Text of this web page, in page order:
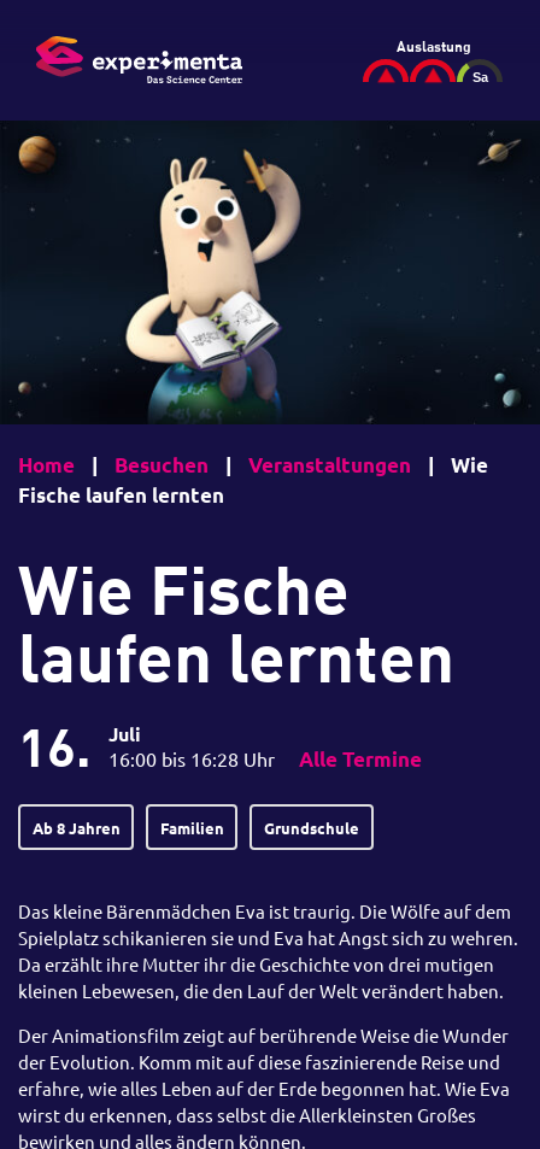
Auslastung
Home | Besuchen | Veranstaltungen |
Wie
Fische laufen lernten
Wie Fische
laufen lernten
16. Juli
16:00 bis 16:28 Uhr Alle Termine
Ab 8 Jahren Familien Grundschule
Das kleine Bärenmädchen Eva ist traurig. Die Wölfe auf dem
Spielplatz schikanieren sie und Eva hat Angst sich zu wehren.
Da erzählt ihre Mutter ihr die Geschichte von drei mutigen
kleinen Lebewesen, die den Lauf der Welt verändert haben.
Der Animationsfilm zeigt auf berührende Weise die Wunder
der Evolution. Komm mit auf diese faszinierende Reise und
erfahre, wie alles Leben auf der Erde begonnen hat. Wie Eva
wirst du erkennen, dass selbst die Allerkleinsten Großes
bewirken und alles ändern können.